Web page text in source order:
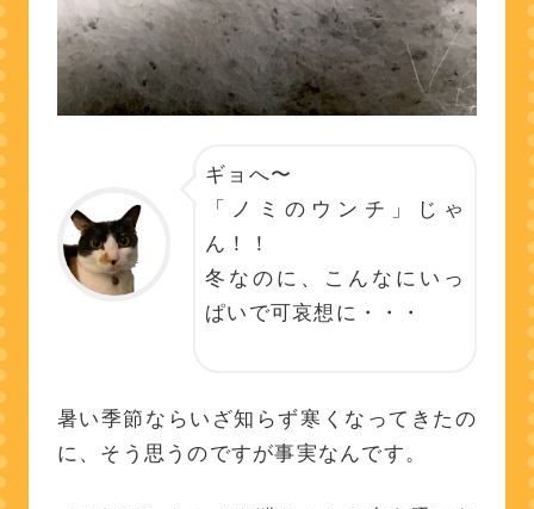
ギョへ〜
「ノミのウンチ」じゃ
ん！！
冬なのに、こんなにいっ
ぱいで可哀想に・・・
暑い季節ならいざ知らず寒くなってきたの
に、そう思うのですが事実なんです。